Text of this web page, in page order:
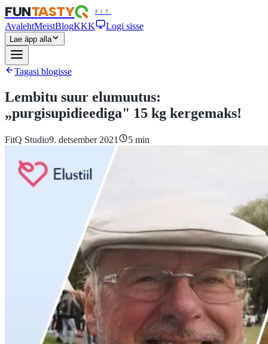
FUNTASTY FIT
AvalehtMeistBlogKKK Logi sisse
Lae äpp alla
Tagasi blogisse
Lembitu suur elumuutus:
„purgisupidieediga" 15 kg kergemaks!
FitQ Studio9. detsember 2021 5 min